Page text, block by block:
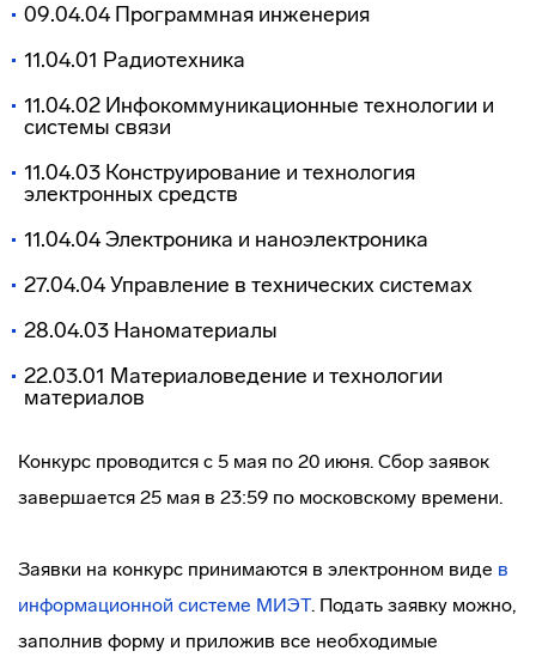
09.04.04 Программная инженерия
11.04.01 Радиотехника
11.04.02 Инфокоммуникационные технологии и
системы связи
11.04.03 Конструирование и технология
электронных средств
11.04.04 Электроника и наноэлектроника
27.04.04 Управление в технических системах
28.04.03 Наноматериалы
22.03.01 Материаловедение и технологии
материалов
Конкурс проводится с 5 мая по 20 июня. Сбор заявок
завершается 25 мая в 23:59 по московскому времени.
Заявки на конкурс принимаются в электронном виде в
информационной системе МИЭТ. Подать заявку можно,
заполнив форму и приложив все необходимые